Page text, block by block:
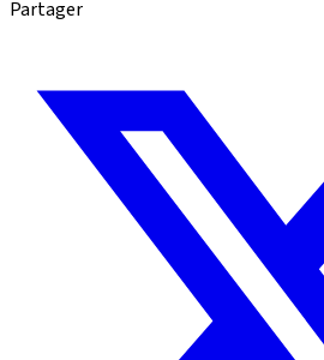
Partager